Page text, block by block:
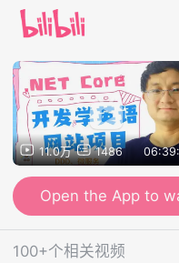
11.0万 1486
Open the App to
100+个相关视频